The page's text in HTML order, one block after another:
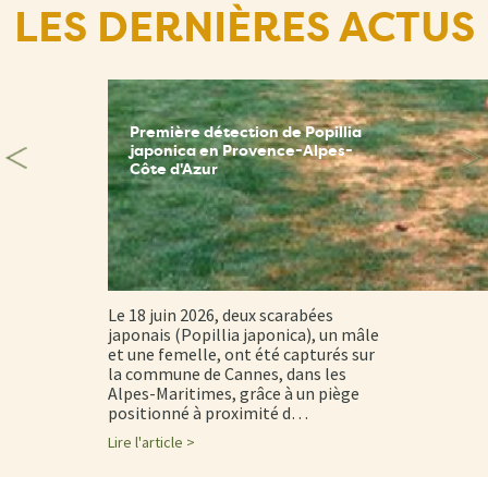
LES DERNIÈRES ACTUS
Première détection de Popillia
japonica en Provence-Alpes-
Côte d'Azur
Le 18 juin 2026, deux scarabées
japonais (Popillia japonica), un mâle
et une femelle, ont été capturés sur
la commune de Cannes, dans les
Alpes-Maritimes, grâce à un piège
positionné à proximité d…
Lire l'article >